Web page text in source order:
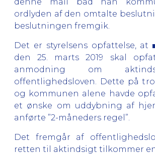
ordlyden af den omtalte
beslutningen fremgik.
Det er styrelsens opfattelse, at
den 25. marts 2019 skal
anmodning om
offentlighedsloven. Dette på
og kommunen alene havde
et ønske om uddybning af
anførte ”2-måneders regel”.
Det fremgår af
retten til aktindsigt tilkommer